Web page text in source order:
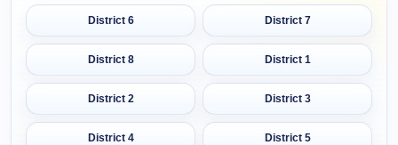
District 6 District 7
District 8 District 1
District 2 District 3
District 4 District 5